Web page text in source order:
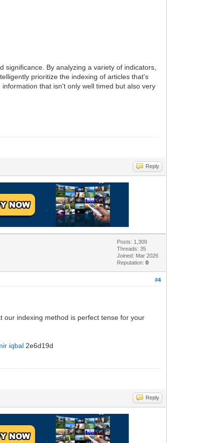
By analyzing a variety of indicators,
prioritize the indexing of articles that's
that isn't only well timed but also very
Reply
Posts: 1,309
Threads: 35
Joined: Mar 2026
Reputation:0
#4
our indexing method is perfect tense for your
iqbal 2e6d19d
Reply